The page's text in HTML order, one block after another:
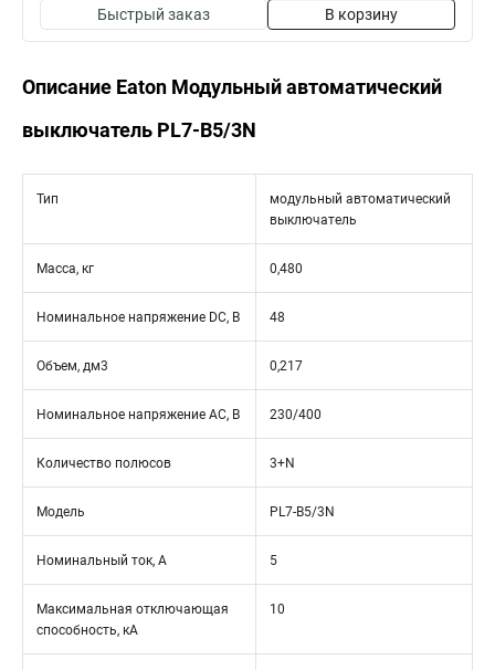
Быстрый заказ В корзину
Описание Eaton Модульный автоматический
выключатель PL7-B5/3N
Тип
модульный автоматический
выключатель
Масса, кг 0,480
Номинальное напряжение DC, В 48
Объем, дм3 0,217
Номинальное напряжение АС, В 230/400
Количество полюсов 3+N
Модель PL7-B5/3N
Номинальный ток, А 5
Максимальная отключающая
способность, кА
10